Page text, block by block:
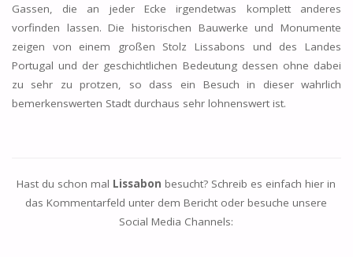
Gassen, die an jeder Ecke irgendetwas komplett anderes
vorfinden lassen. Die historischen Bauwerke und Monumente
zeigen von einem großen Stolz Lissabons und des Landes
Portugal und der geschichtlichen Bedeutung dessen ohne dabei
zu sehr zu protzen, so dass ein Besuch in dieser wahrlich
bemerkenswerten Stadt durchaus sehr lohnenswert ist.
Hast du schon mal Lissabon besucht? Schreib es einfach hier in
das Kommentarfeld unter dem Bericht oder besuche unsere
Social Media Channels: